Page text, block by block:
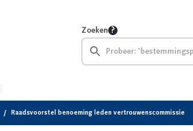
Zoeken
Raadsvoorstel benoeming leden vertrouwenscommissie